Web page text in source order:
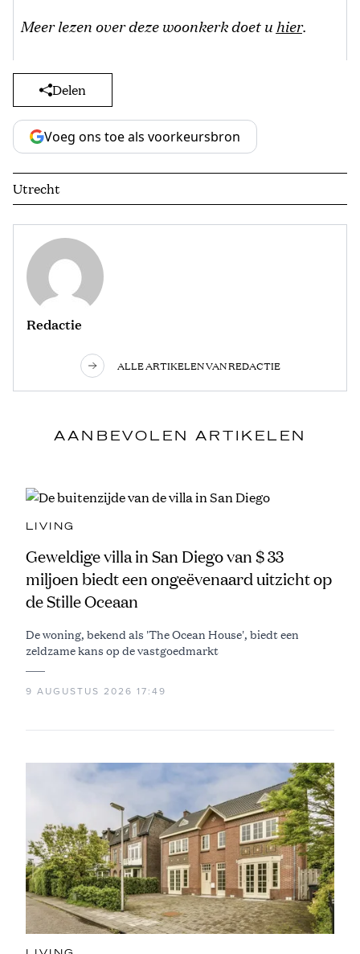
Meer lezen over deze woonkerk doet u hier.
Delen
Voeg ons toe als voorkeursbron
Utrecht
Redactie
ALLE ARTIKELEN VAN REDACTIE
AANBEVOLEN ARTIKELEN
LIVING
Geweldige villa in San Diego van $ 33
miljoen biedt een ongeëvenaard uitzicht op
de Stille Oceaan
De woning, bekend als 'The Ocean House', biedt een
zeldzame kans op de vastgoedmarkt
9 AUGUSTUS 2026 17:49